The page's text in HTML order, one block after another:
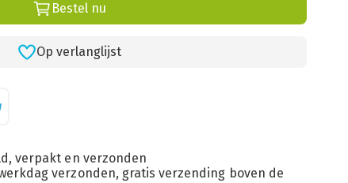
Bestel nu
Op verlanglijst
verpakt en verzonden
verzonden, gratis verzending boven de